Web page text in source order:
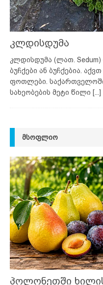
კლდისდუმა
კლდისდუმა (ლათ.
ბუჩქები ან ბუჩქებია.
ფოთლები. საქართველოში
სახეობების მეტი წილი [...]
ᲛᲡᲝᲤᲚᲘᲝ
პოლონეთში